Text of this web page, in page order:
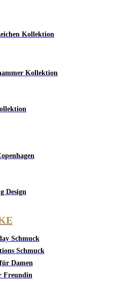
Kollektion
Kollektion
Design
Schmuck
Schmuck
Damen
Freundin